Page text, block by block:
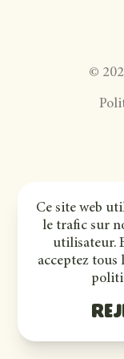
Ce site web
le trafic sur
utilisateur.
acceptez tous
©